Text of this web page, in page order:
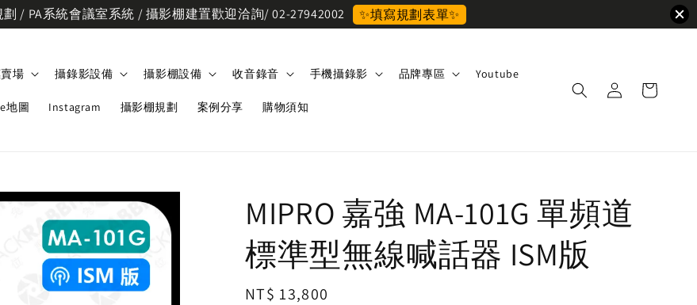
/ PA系統會議室系統 / 攝影棚建置歡迎洽詢/ 02-27942002 ✨填寫規劃表單✨
場 攝錄影設備 攝影棚設備 收音錄音 手機攝錄影 品牌專區 Youtube
地圖 Instagram 攝影棚規劃 案例分享 購物須知
MIPRO 嘉強 MA-101G 單頻道
標準型無線喊話器 ISM版
Regular
NT$ 13,800